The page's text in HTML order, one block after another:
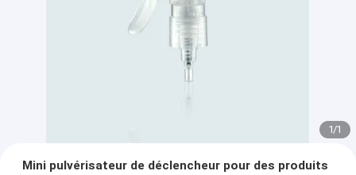
1/1
Mini pulvérisateur de déclencheur pour des produits